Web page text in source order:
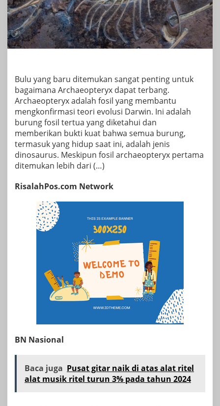
Bulu yang baru ditemukan sangat penting untuk
bagaimana Archaeopteryx dapat terbang.
Archaeopteryx adalah fosil yang membantu
mengkonfirmasi teori evolusi Darwin. Ini adalah
burung fosil tertua yang diketahui dan
memberikan bukti kuat bahwa semua burung,
termasuk yang hidup saat ini, adalah jenis
dinosaurus. Meskipun fosil archaeopteryx pertama
ditemukan lebih dari (…)
RisalahPos.com Network
BN Nasional
Baca juga Pusat gitar naik di atas alat ritel
alat musik ritel turun 3% pada tahun 2024